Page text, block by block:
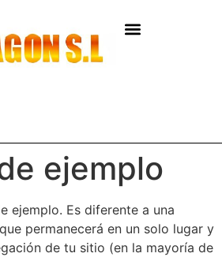
ejemplo
ejemplo. Es diferente a una
permanecerá en un solo lugar y
de tu sitio (en la mayoría de